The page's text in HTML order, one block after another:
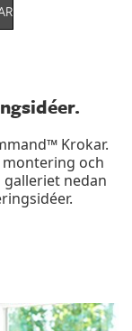
Krokar.
och
nedan